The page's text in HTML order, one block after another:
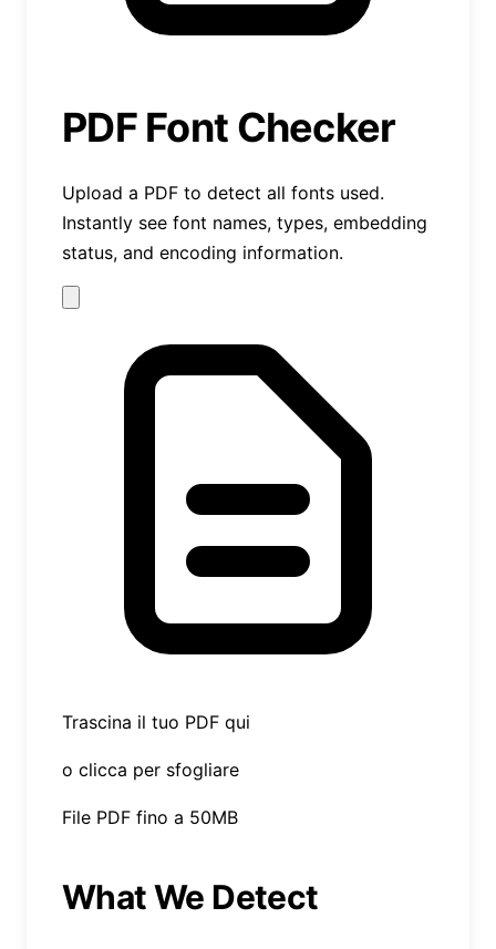
PDF Font Checker
Upload a PDF to detect all fonts used.
Instantly see font names, types, embedding
status, and encoding information.
Trascina il tuo PDF qui
o clicca per sfogliare
File PDF fino a 50MB
What We Detect